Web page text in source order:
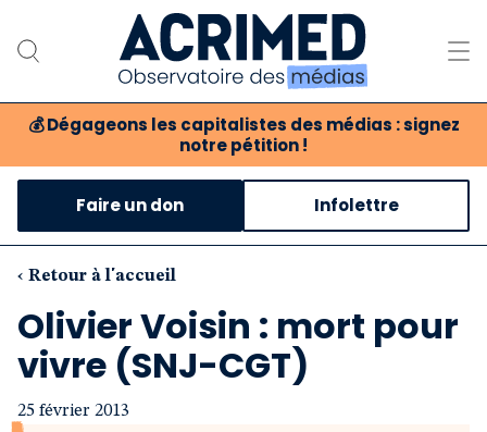
💰 Dégageons les capitalistes des médias : signez
notre pétition !
Notre association
Notre critique des médias
Nos propositions
Notre revue
Boutique
Faire un don Infolettre
‹ Retour à l'accueil
Olivier Voisin : mort pour
vivre (SNJ-CGT)
25 février 2013